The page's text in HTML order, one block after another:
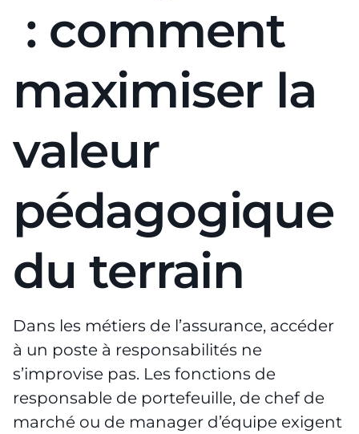
: comment
maximiser la
valeur
pédagogique
du terrain
Dans les métiers de l’assurance, accéder
à un poste à responsabilités ne
s’improvise pas. Les fonctions de
responsable de portefeuille, de chef de
marché ou de manager d’équipe exigent